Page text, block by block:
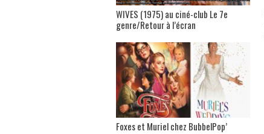
WIVES (1975) au ciné-club Le 7e
genre/Retour à l’écran
Foxes et Muriel chez BubbelPop’